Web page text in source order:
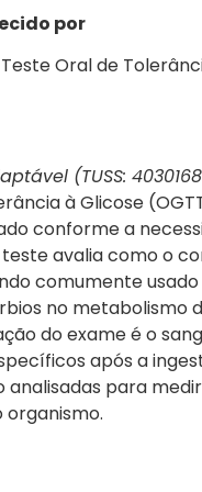
por
Oral de
(TUSS:
à Glicose
conforme a
avalia como o
comumente
no metabolismo
do exame é o
após a
analisadas para
organismo.